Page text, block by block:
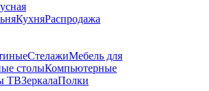
КухняРаспродажа
СтелажиМебель для
столыКомпьютерные
ТВЗеркалаПолки